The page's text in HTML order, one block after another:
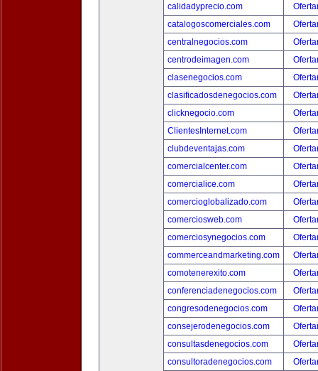
calidadyprecio.com
catalogoscomerciales.com
centralnegocios.com
centrodeimagen.com
clasenegocios.com
clasificadosdenegocios.com
clicknegocio.com
ClientesInternet.com
clubdeventajas.com
comercialcenter.com
comercialice.com
comercioglobalizado.com
comerciosweb.com
comerciosynegocios.com
commerceandmarketing.com
comotenerexito.com
conferenciadenegocios.com
congresodenegocios.com
consejerodenegocios.com
consultasdenegocios.com
consultoradenegocios.com